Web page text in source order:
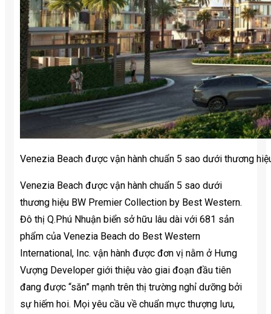
Venezia Beach được vận hành chuẩn 5 sao dưới thương
Venezia Beach được vận hành chuẩn 5 sao dưới
thương hiệu BW Premier Collection by Best Western.
Đô thị Q.Phú Nhuận biển sở hữu lâu dài với 681 sản
phẩm của Venezia Beach do Best Western
International, Inc. vận hành được đơn vị nằm ở Hưng
Vượng Developer giới thiệu vào giai đoạn đầu tiên
đang được “săn” mạnh trên thị trường nghỉ dưỡng bởi
sự hiếm hoi. Mọi yêu cầu về chuẩn mực thượng lưu,